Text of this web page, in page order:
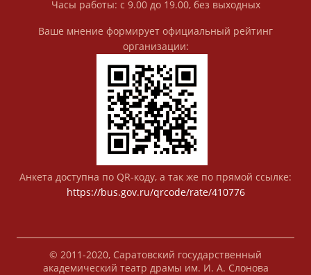
Часы работы: с 9.00 до 19.00, без выходных
Ваше мнение формирует официальный рейтинг
организации:
Анкета доступна по QR-коду, а так же по прямой ссылке:
https://bus.gov.ru/qrcode/rate/410776
© 2011-2020, Саратовский государственный
академический театр драмы им. И. А. Слонова